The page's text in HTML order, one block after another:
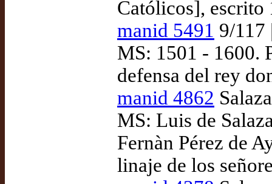
Católicos], escrito
manid 5491 9/
MS: 1501 - 1600.
defensa del rey
manid 4862
MS: Luis de
Fernàn Pérez de
linaje de los